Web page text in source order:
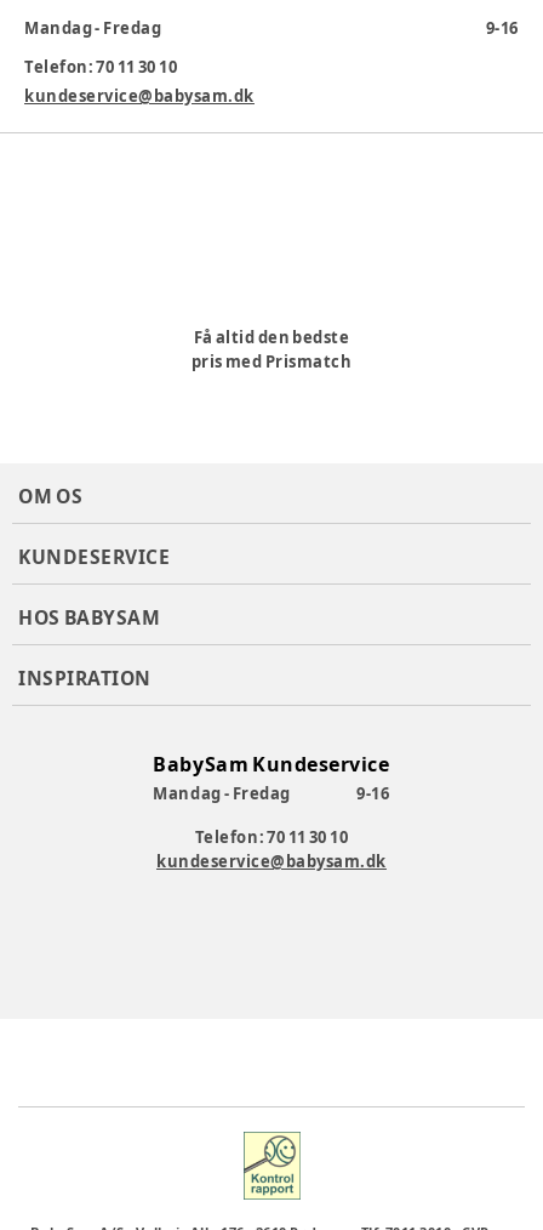
100% naturlig ultrarent lanolin af medicinsk kvalitet, der
hjælper med at gendanne hudens naturlige fugtbalance.
Mandag - Fredag
9-16
Telefon: 70 11 30 10
kundeservice@babysam.dk
Få altid den bedste
pris med Prismatch
OM OS
KUNDESERVICE
HOS BABYSAM
INSPIRATION
BabySam Kundeservice
Mandag - Fredag
9-16
Telefon: 70 11 30 10
kundeservice@babysam.dk